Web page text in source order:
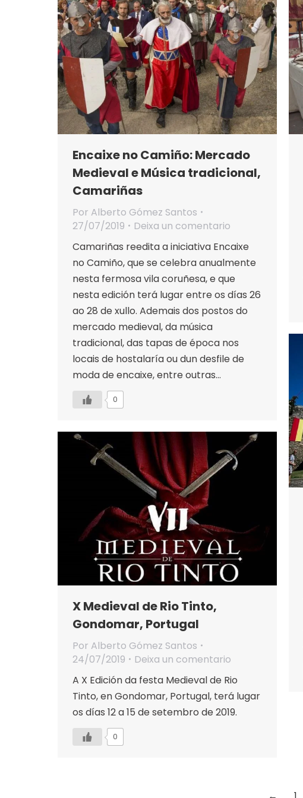
Encaixe no Camiño: Mercado
Medieval e Música tradicional,
Camariñas
Por Alberto Gómez Santos
27/07/2019
Deixa un comentario
Camariñas reedita a iniciativa Encaixe
no Camiño, que se celebra anualmente
nesta fermosa vila coruñesa, e que
nesta edición terá lugar entre os días 26
ao 28 de xullo. Ademais dos postos do
mercado medieval, da música
tradicional, das tapas de época nos
locais de hostalaría ou dun desfile de
moda de encaixe, entre outras…
0
X Medieval de Rio Tinto,
Gondomar, Portugal
Por Alberto Gómez Santos
24/07/2019
Deixa un comentario
A X Edición da festa Medieval de Rio
Tinto, en Gondomar, Portugal, terá lugar
os días 12 a 15 de setembro de 2019.
0